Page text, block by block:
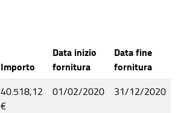
Importo
Data inizio
fornitura
Data fine
fornitura
40.518,12
€
01/02/2020 31/12/2020